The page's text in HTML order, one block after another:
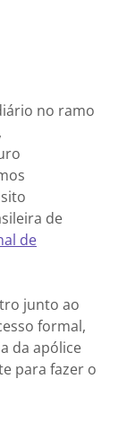
no ramo
de
de
junto ao
formal,
da apólice
para fazer o